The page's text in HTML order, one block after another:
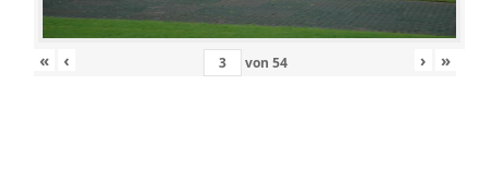
« ‹ von 54 › »